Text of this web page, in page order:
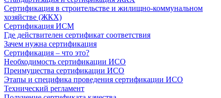
Сертификация в строительстве и жилищно-коммунальном
хозяйстве (ЖКХ)
Сертификация ИСМ
Где действителен сертификат соответствия
Зачем нужна сертификация
Сертификация – что это?
Необходимость сертификации ИСО
Преимущества сертификации ИСО
Этапы и специфика проведения сертификации ИСО
Технический регламент